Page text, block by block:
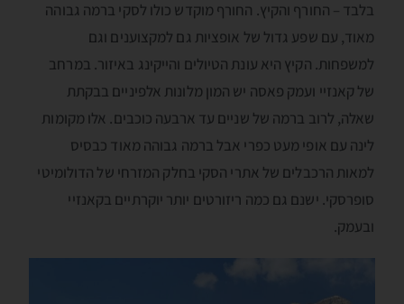
בלבד – החורף והקיץ. החורף מוקדש כולו לסקי ברמה גבוהה
מאוד, עם שפע גדול של אופציות גם למקצוענים וגם
למשפחות. הקיץ היא עונת הטיולים והייקינג באיזור. במרחב
של קאנזיי ועמק פאסה יש המון מלונות אלפיניים בבקתת
שאלה, לרוב ברמה של שניים עד ארבעה כוכבים. אלו מקומות
לינה עם אופי מעט כפרי אבל ברמה גבוהה מאוד כבסיס
למאות הרכבלים של אתרי הסקי בחלק המזרחי של הדולומיטי
סופרסקי. ישנם גם כמה ריזורטים יותר יוקרתיים בקאנזיי
ובעמק.